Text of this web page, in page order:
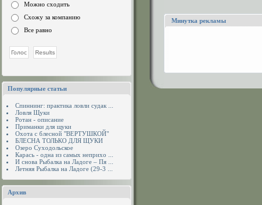
Можно сходить
Схожу за компанию
Все равно
Популярные статьи
Спиннинг: практика ловли судак ...
Ловля Щуки
Ротан - описание
Приманки для щуки
Охота с блесной "ВЕРТУШКОЙ"
БЛЕСНА ТОЛЬКО ДЛЯ ЩУКИ
Озеро Суходольское
Карась - одна из самых неприхо ...
И снова Рыбалка на Ладоге – Пя ...
Летняя Рыбалка на Ладоге (29-3 ...
Архив
Минутка рекламы